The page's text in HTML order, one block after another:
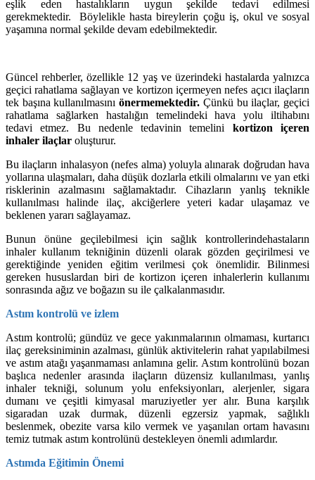
eşlik eden hastalıkların uygun şekilde tedavi edilmesi
gerekmektedir. Böylelikle hasta bireylerin çoğu iş, okul ve sosyal
yaşamına normal şekilde devam edebilmektedir.
Güncel rehberler, özellikle 12 yaş ve üzerindeki hastalarda yalnızca
geçici rahatlama sağlayan ve kortizon içermeyen nefes açıcı ilaçların
tek başına kullanılmasınıönermemektedir. Çünkü bu ilaçlar, geçici
rahatlama sağlarken hastalığın temelindeki hava yolu iltihabını
tedavi etmez. Bu nedenle tedavinin temelini kortizon içeren
inhaler ilaçlar oluşturur.
Bu ilaçların inhalasyon (nefes alma) yoluyla alınarak doğrudan hava
yollarına ulaşmaları, daha düşük dozlarla etkili olmalarını ve yan etki
risklerinin azalmasını sağlamaktadır. Cihazların yanlış teknikle
kullanılması halinde ilaç, akciğerlere yeteri kadar ulaşamaz ve
beklenen yararı sağlayamaz.
Bunun önüne geçilebilmesi için sağlık kontrollerindehastaların
inhaler kullanım tekniğinin düzenli olarak gözden geçirilmesi ve
gerektiğinde yeniden eğitim verilmesi çok önemlidir. Bilinmesi
gereken hususlardan biri de kortizon içeren inhalerlerin kullanımı
sonrasında ağız ve boğazın su ile çalkalanmasıdır.
Astım kontrolü ve izlem
Astım kontrolü; gündüz ve gece yakınmalarının olmaması, kurtarıcı
ilaç gereksiniminin azalması, günlük aktivitelerin rahat yapılabilmesi
ve astım atağı yaşanmaması anlamına gelir. Astım kontrolünü bozan
başlıca nedenler arasında ilaçların düzensiz kullanılması, yanlış
inhaler tekniği, solunum yolu enfeksiyonları, alerjenler, sigara
dumanı ve çeşitli kimyasal maruziyetler yer alır. Buna karşılık
sigaradan uzak durmak, düzenli egzersiz yapmak, sağlıklı
beslenmek, obezite varsa kilo vermek ve yaşanılan ortam havasını
temiz tutmak astım kontrolünü destekleyen önemli adımlardır.
Astımda Eğitimin Önemi